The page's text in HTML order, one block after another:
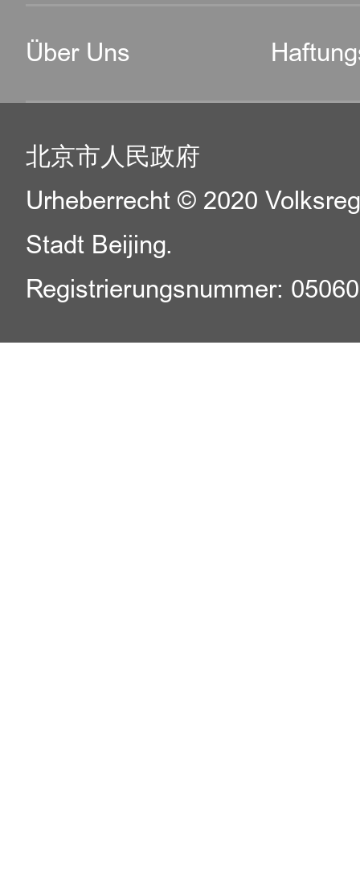
Über Uns
北京市人民政府
Urheberrecht © 2020
Stadt Beijing.
Registrierungsnummer: